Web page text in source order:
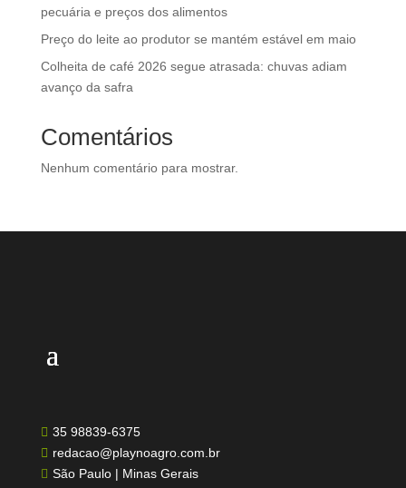
pecuária e preços dos alimentos
Preço do leite ao produtor se mantém estável em maio
Colheita de café 2026 segue atrasada: chuvas adiam
avanço da safra
Comentários
Nenhum comentário para mostrar.
 35 98839-6375
 redacao@playnoagro.com.br
 São Paulo | Minas Gerais